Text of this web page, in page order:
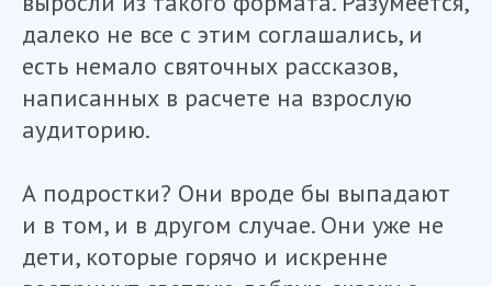
далеко не все с этим соглашались, и
есть немало святочных рассказов,
написанных в расчете на взрослую
аудиторию.
А подростки? Они вроде бы выпадают
и в том, и в другом случае. Они уже не
дети, которые горячо и искренне